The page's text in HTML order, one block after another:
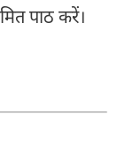
पाठ करें।